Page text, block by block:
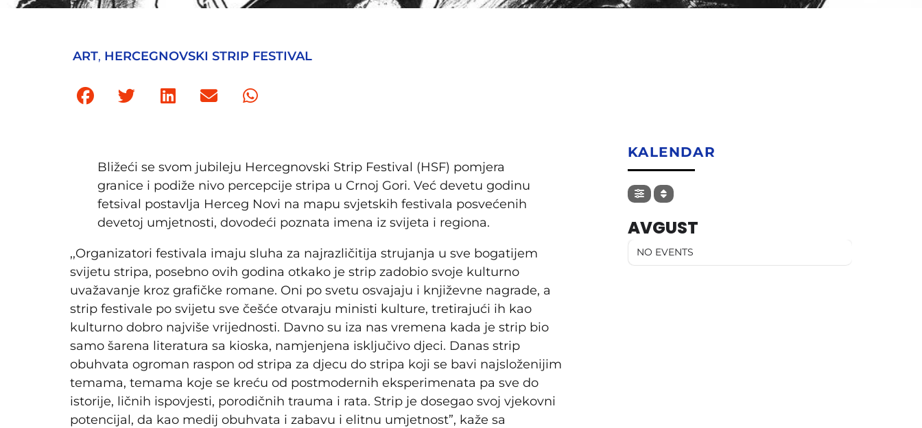
ART, HERCEGNOVSKI STRIP FESTIVAL
Bližeći se svom jubileju Hercegnovski Strip Festival (HSF) pomjera
granice i podiže nivo percepcije stripa u Crnoj Gori. Već devetu godinu
fetsival postavlja Herceg Novi na mapu svjetskih festivala posvećenih
devetoj umjetnosti, dovodeći poznata imena iz svijeta i regiona.
,,Organizatori festivala imaju sluha za najrazličitija strujanja u sve bogatijem
svijetu stripa, posebno ovih godina otkako je strip zadobio svoje kulturno
uvažavanje kroz grafičke romane. Oni po svetu osvajaju i književne nagrade, a
strip festivale po svijetu sve češće otvaraju ministi kulture, tretirajući ih kao
kulturno dobro najviše vrijednosti. Davno su iza nas vremena kada je strip bio
samo šarena literatura sa kioska, namjenjena isključivo djeci. Danas strip
obuhvata ogroman raspon od stripa za djecu do stripa koji se bavi najsloženijim
temama, temama koje se kreću od postmodernih eksperimenata pa sve do
istorije, ličnih ispovjesti, porodičnih trauma i rata. Strip je dosegao svoj vjekovni
potencijal, da kao medij obuhvata i zabavu i elitnu umjetnost”, kaže sa
KALENDAR
AVGUST
NO EVENTS